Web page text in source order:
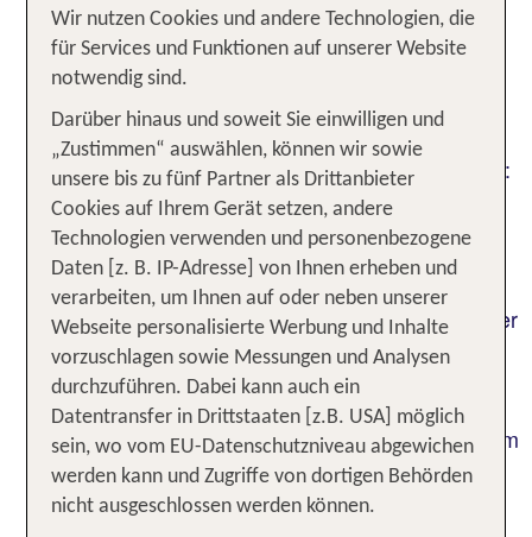
Transfers bei TUI - von
Privattransfer über Bahntickets
bis Flughafenshuttle
Ganz bequem und sicher vom Flughafen ins Hotel:
Bei vielen Pauschalreisen, die Du bei TUI buchen
kannst, ist die An- und Abreise zum Urlaubshotel
mit demSammeltransferim Bus schon inklusive.
Die Transferzeit kann variieren, denn die Busse
halten in der Regel bei mehreren Hotels. Bequemer
ist einPrivattransfer, der Dich vom Flughafen
direkt zu Deinem Hotel bringt. Diesen besonderen
Service kannst Du auch schon zu Hause nutzen.
Mit gepackten Koffern entspannt von zu Hause zum
Flughafen mit demFlughafentransfer. Du
möchtest mit der Bahn zum Flughafen anreisen?
Wir nutzen Cookies und andere Technologien, die
für Services und Funktionen auf unserer Website
notwendig sind.
Darüber hinaus und soweit Sie einwilligen und
„Zustimmen“ auswählen, können wir sowie
unsere bis zu fünf Partner als Drittanbieter
Cookies auf Ihrem Gerät setzen, andere
Technologien verwenden und personenbezogene
Daten [z. B. IP-Adresse] von Ihnen erheben und
verarbeiten, um Ihnen auf oder neben unserer
Webseite personalisierte Werbung und Inhalte
vorzuschlagen sowie Messungen und Analysen
durchzuführen. Dabei kann auch ein
Datentransfer in Drittstaaten [z.B. USA] möglich
sein, wo vom EU-Datenschutzniveau abgewichen
werden kann und Zugriffe von dortigen Behörden
nicht ausgeschlossen werden können.